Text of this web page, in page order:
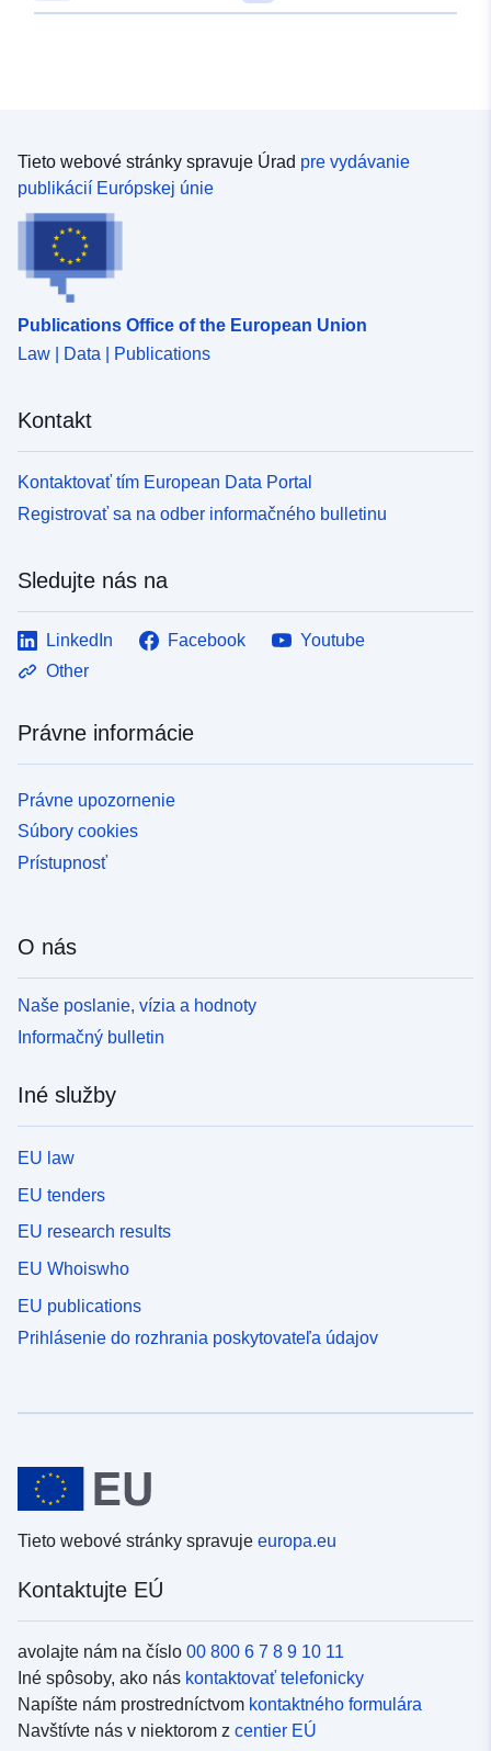
Tieto webové stránky spravuje Úrad pre vydávanie
publikácií Európskej únie
Publications Office of the European Union
Law | Data | Publications
Kontakt
Kontaktovať tím European Data Portal
Registrovať sa na odber informačného bulletinu
Sledujte nás na
LinkedIn Facebook
Youtube
Other
Právne informácie
Právne upozornenie
Súbory cookies
Prístupnosť
O nás
Naše poslanie, vízia a hodnoty
Informačný bulletin
Iné služby
EU law
EU tenders
EU research results
EU Whoiswho
EU publications
Prihlásenie do rozhrania poskytovateľa údajov
Tieto webové stránky spravuje europa.eu
Kontaktujte EÚ
avolajte nám na číslo 00 800 6 7 8 9 10 11
Iné spôsoby, ako nás kontaktovať telefonicky
Napíšte nám prostredníctvom kontaktného formulára
Navštívte nás v niektorom z centier EÚ